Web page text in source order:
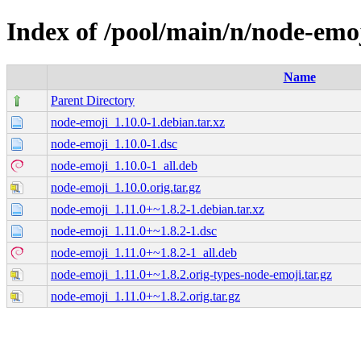
Index of /pool/main/n/node-
Name
Parent Directory
node-emoji_1.10.0-1.debian.tar.xz
node-emoji_1.10.0-1.dsc
node-emoji_1.10.0-1_all.deb
node-emoji_1.10.0.orig.tar.gz
node-emoji_1.11.0+~1.8.2-1.debian.tar.xz
node-emoji_1.11.0+~1.8.2-1.dsc
node-emoji_1.11.0+~1.8.2-1_all.deb
node-emoji_1.11.0+~1.8.2.orig-types-node-emoji.tar.gz
node-emoji_1.11.0+~1.8.2.orig.tar.gz